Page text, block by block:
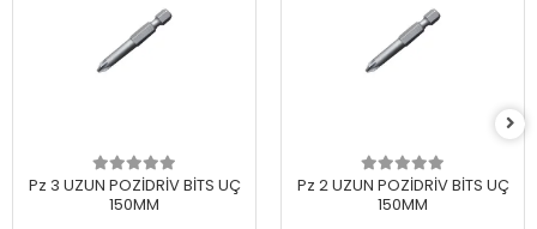
Pz 3 UZUN POZİDRİV BİTS UÇ
150MM
Pz 2 UZUN POZİDRİV BİTS UÇ
150MM